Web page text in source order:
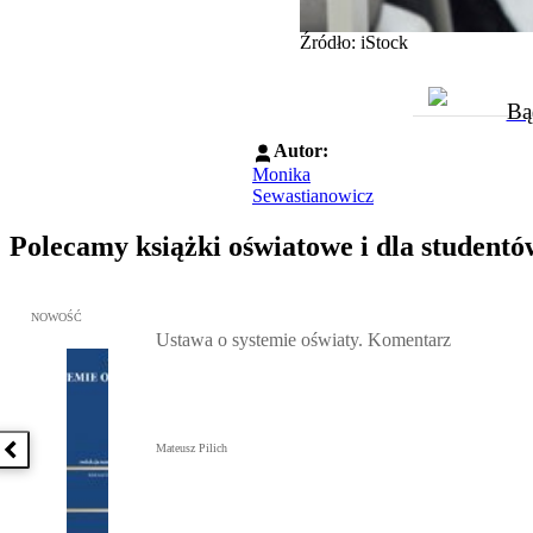
Źródło: iStock
Autor:
Monika
Sewastianowicz
Polecamy książki oświatowe i dla
Poprzednia książka
Przejdź do: Ustawa o systemie oświaty. Komentarz, Mateusz Pilich
NOWOŚĆ
Ustawa o systemie oświaty. Komentarz
Mateusz Pilich